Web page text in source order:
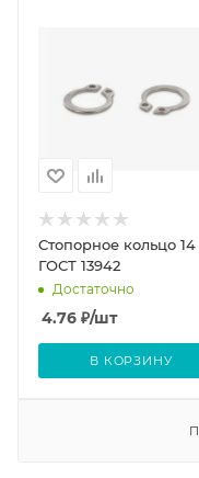
Стопорное кольцо 14
ГОСТ 13942
Достаточно
4.76 ₽/шт
В КОРЗИНУ